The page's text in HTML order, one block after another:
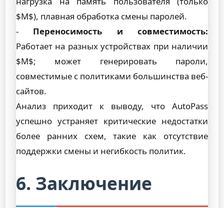
$M$), плавная обработка смены паролей.
- Переносимость и совместимость:
Работает на разных устройствах при наличии
$M$; может генерировать пароли,
совместимые с политиками большинства веб-
сайтов.
Анализ приходит к выводу, что AutoPass
успешно устраняет критические недостатки
более ранних схем, такие как отсутствие
поддержки смены и негибкость политик.
6. Заключение